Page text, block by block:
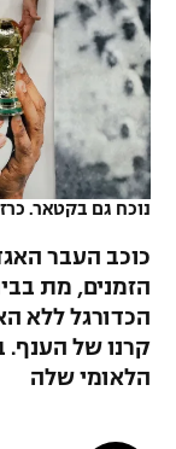
VOD
רץ ברשת
תוצאות
לוח שידורים
נבחרת ישראל
מכבי חיפה
בית"ר ירושלים
מכבי תל אביב
הפועל תל אביב
הפועל חיפה
הפועל באר שבע
ליגה ספרדית
ליגה איטלקית
ליגה צרפתית
ליגה טורקית
ליגה סינית
כדורסל נשים
מכבי תל אביב
הפועל חולון
הפועל ירושלים
דני אבדיה
יורוליג
יורוקאפ
טניס
כדוריד
כדורעף
ג'ודו
אגרוף
נוכח גם בקטאר.
כוכב העבר
הכדורגל ללא
קרנו של הענף.
הלאומי שלה